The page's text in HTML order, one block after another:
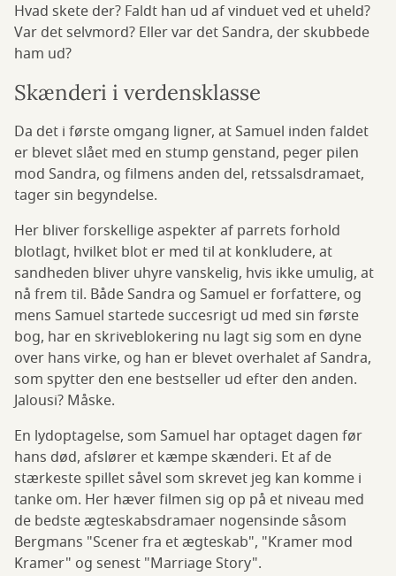
Hvad skete der? Faldt han ud af vinduet ved et uheld?
Var det selvmord? Eller var det Sandra, der skubbede
ham ud?
Skænderi i verdensklasse
Da det i første omgang ligner, at Samuel inden faldet
er blevet slået med en stump genstand, peger pilen
mod Sandra, og filmens anden del, retssalsdramaet,
tager sin begyndelse.
Her bliver forskellige aspekter af parrets forhold
blotlagt, hvilket blot er med til at konkludere, at
sandheden bliver uhyre vanskelig, hvis ikke umulig, at
nå frem til. Både Sandra og Samuel er forfattere, og
mens Samuel startede succesrigt ud med sin første
bog, har en skriveblokering nu lagt sig som en dyne
over hans virke, og han er blevet overhalet af Sandra,
som spytter den ene bestseller ud efter den anden.
Jalousi? Måske.
En lydoptagelse, som Samuel har optaget dagen før
hans død, afslører et kæmpe skænderi. Et af de
stærkeste spillet såvel som skrevet jeg kan komme i
tanke om. Her hæver filmen sig op på et niveau med
de bedste ægteskabsdramaer nogensinde såsom
Bergmans "Scener fra et ægteskab", "Kramer mod
Kramer" og senest "Marriage Story".